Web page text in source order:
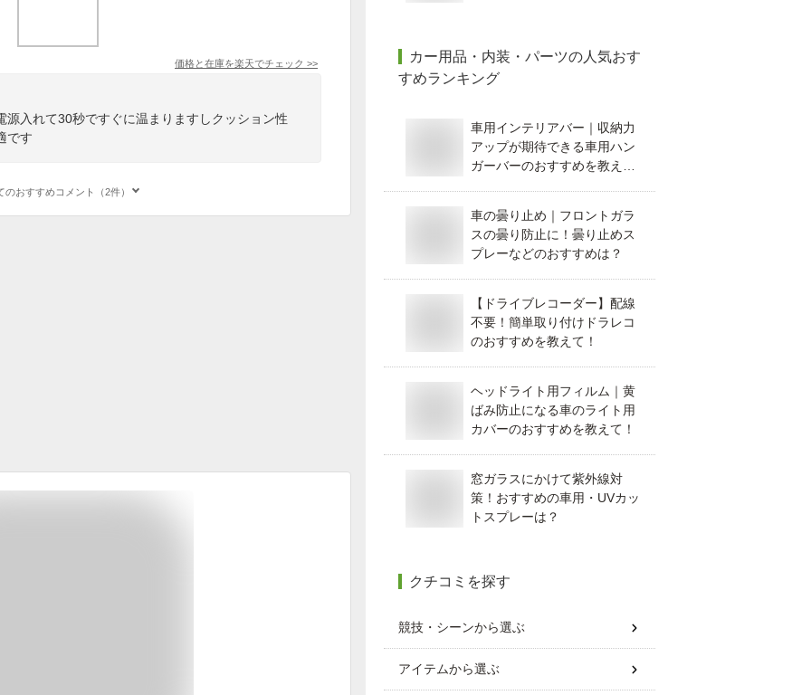
価格と在庫を楽天でチェック >>
源入れて30秒ですぐに温まりますしクッション性
です
のおすすめコメント（2件）
カー用品・内装・パーツの人気おす
すめランキング
車用インテリアバー｜収納力
アップが期待できる車用ハン
ガーバーのおすすめを教え
車の曇り止め｜フロントガラ
スの曇り防止に！曇り止めス
プレーなどのおすすめは？
【ドライブレコーダー】配線
不要！簡単取り付けドラレコ
のおすすめを教えて！
ヘッドライト用フィルム｜黄
ばみ防止になる車のライト用
カバーのおすすめを教えて！
窓ガラスにかけて紫外線対
策！おすすめの車用・UVカッ
トスプレーは？
クチコミを探す
競技・シーンから選ぶ
アイテムから選ぶ